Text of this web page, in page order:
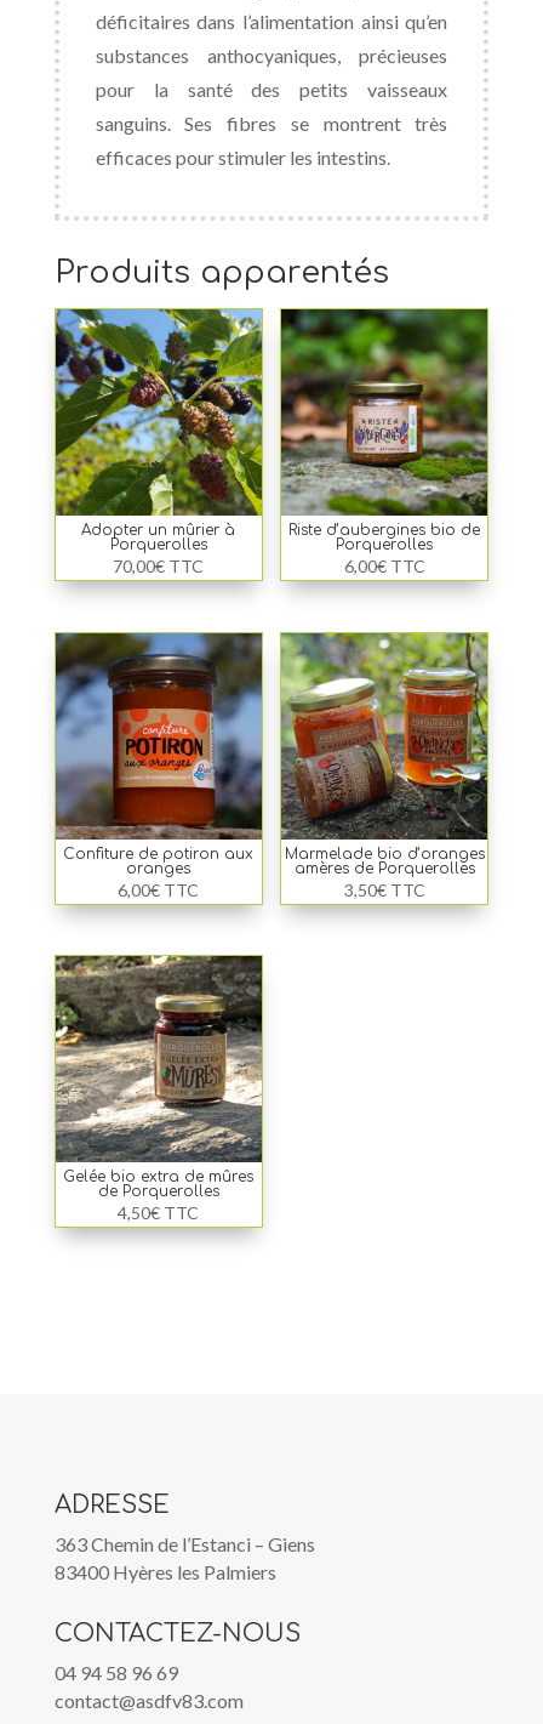
déficitaires dans l’alimentation ainsi qu’en
substances anthocyaniques, précieuses
pour la santé des petits vaisseaux
sanguins. Ses fibres se montrent très
efficaces pour stimuler les intestins.
Produits apparentés
Adopter un mûrier à
Porquerolles
70,00€ TTC
Riste d’aubergines bio de
Porquerolles
6,00€ TTC
Confiture de potiron aux
oranges
6,00€ TTC
Marmelade bio d’oranges
amères de Porquerolles
3,50€ TTC
Gelée bio extra de mûres
de Porquerolles
4,50€ TTC
ADRESSE
363 Chemin de l’Estanci – Giens
83400 Hyères les Palmiers
CONTACTEZ-NOUS
04 94 58 96 69
contact@asdfv83.com